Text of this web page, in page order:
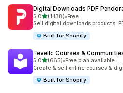
Digital Downloads PDF
5,0de 5 estrelas
(1.138)
1138 total de avaliações
•Free
Sell digital downloads products,
Built for Shopify
Tevello Courses &
5,0de 5 estrelas
(665)
665 total de avaliações
•Free plan available
Create & sell online courses &
Built for Shopify